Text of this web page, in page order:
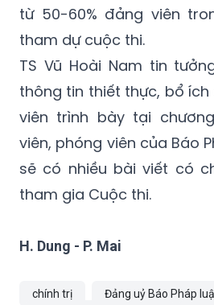
từ 50-60% đảng viên
tham dự cuộc thi.
TS Vũ Hoài Nam tin
thông tin thiết thực, bổ
viên trình bày tại
viên, phóng viên của Báo
sẽ có nhiều bài viết có
tham gia Cuộc thi.
H. Dung - P. Mai
chính trị
Đảng uỷ Báo Pháp